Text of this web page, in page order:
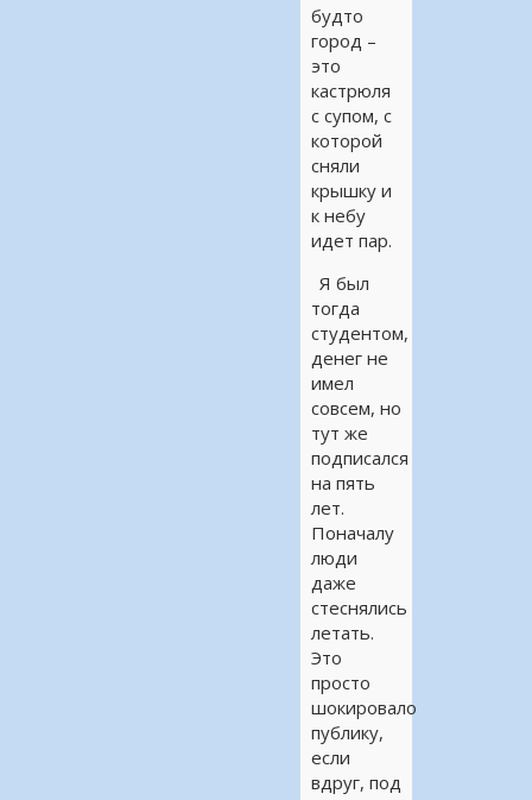
будто
город –
это
кастрюля
с супом, с
которой
сняли
крышку и
к небу
идет пар.
Я был
тогда
студентом,
денег не
имел
совсем, но
тут же
подписался
на пять
лет.
Поначалу
люди
даже
стеснялись
летать.
Это
просто
шокировало
публику,
если
вдруг, под